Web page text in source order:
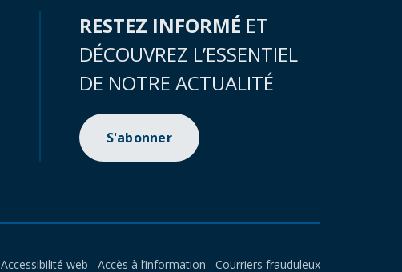
RESTEZ INFORMÉ ET
DÉCOUVREZ L’ESSENTIEL
DE NOTRE ACTUALITÉ
S'abonner
Accessibilité web Accès à l’information
Courriers frauduleux